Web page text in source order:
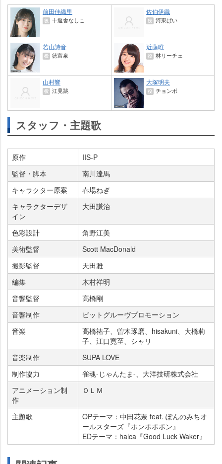
前田佳織里
役 十返舎なしこ
佐伯伊織
役 河東ぱい
若山詩音
役 徳富泉
近藤唯
役 林リーチェ
山村響
役 江見跳
大塚明夫
役 チョンボ
スタッフ・主題歌
原作
IIS-P
監督・脚本
南川達馬
キャラクター原案
春場ねぎ
キャラクターデザ
イン
大田謙治
色彩設計
角野江美
美術監督
Scott MacDonald
撮影監督
天田雅
編集
木村祥明
音響監督
高橋剛
音響制作
ビットグルーヴプロモーション
音楽
髙橋祐子、曽木琢磨、hisakuni、大橋莉
子、江口寛至、シャリ
音楽制作
SUPA LOVE
制作協力
雀魂-じゃんたま-、大洋技研株式会社
アニメーション制
作
ＯＬＭ
主題歌
OPテーマ：中田花奈 feat. ぽんのみちオ
ールスターズ『ポンポポポン』
EDテーマ：halca『Good Luck Waker』